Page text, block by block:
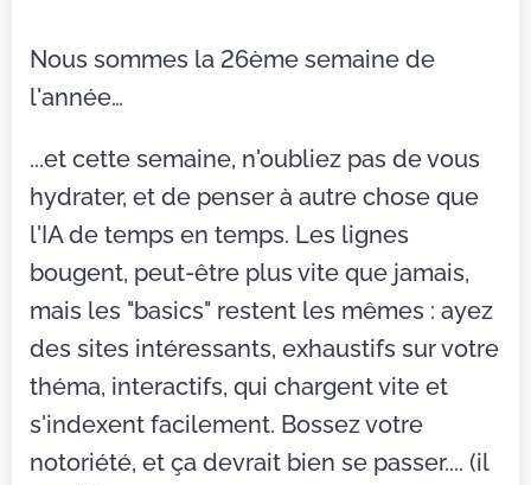
Nous sommes la 26ème semaine de
l'année…
...et cette semaine, n'oubliez pas de vous
hydrater, et de penser à autre chose que
l'IA de temps en temps. Les lignes
bougent, peut-être plus vite que jamais,
mais les "basics" restent les mêmes : ayez
des sites intéressants, exhaustifs sur votre
théma, interactifs, qui chargent vite et
s'indexent facilement. Bossez votre
notoriété, et ça devrait bien se passer.... (il